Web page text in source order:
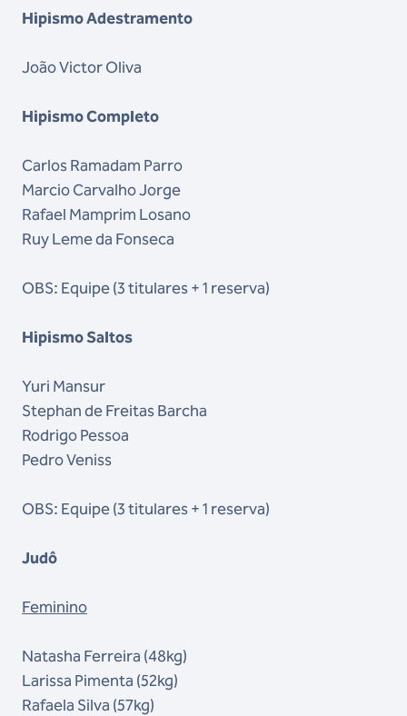
Hipismo Adestramento
João Victor Oliva
Hipismo Completo
Carlos Ramadam Parro
Marcio Carvalho Jorge
Rafael Mamprim Losano
Ruy Leme da Fonseca
OBS: Equipe (3 titulares + 1 reserva)
Hipismo Saltos
Yuri Mansur
Stephan de Freitas Barcha
Rodrigo Pessoa
Pedro Veniss
OBS: Equipe (3 titulares + 1 reserva)
Judô
Feminino
Natasha Ferreira (48kg)
Larissa Pimenta (52kg)
Rafaela Silva (57kg)